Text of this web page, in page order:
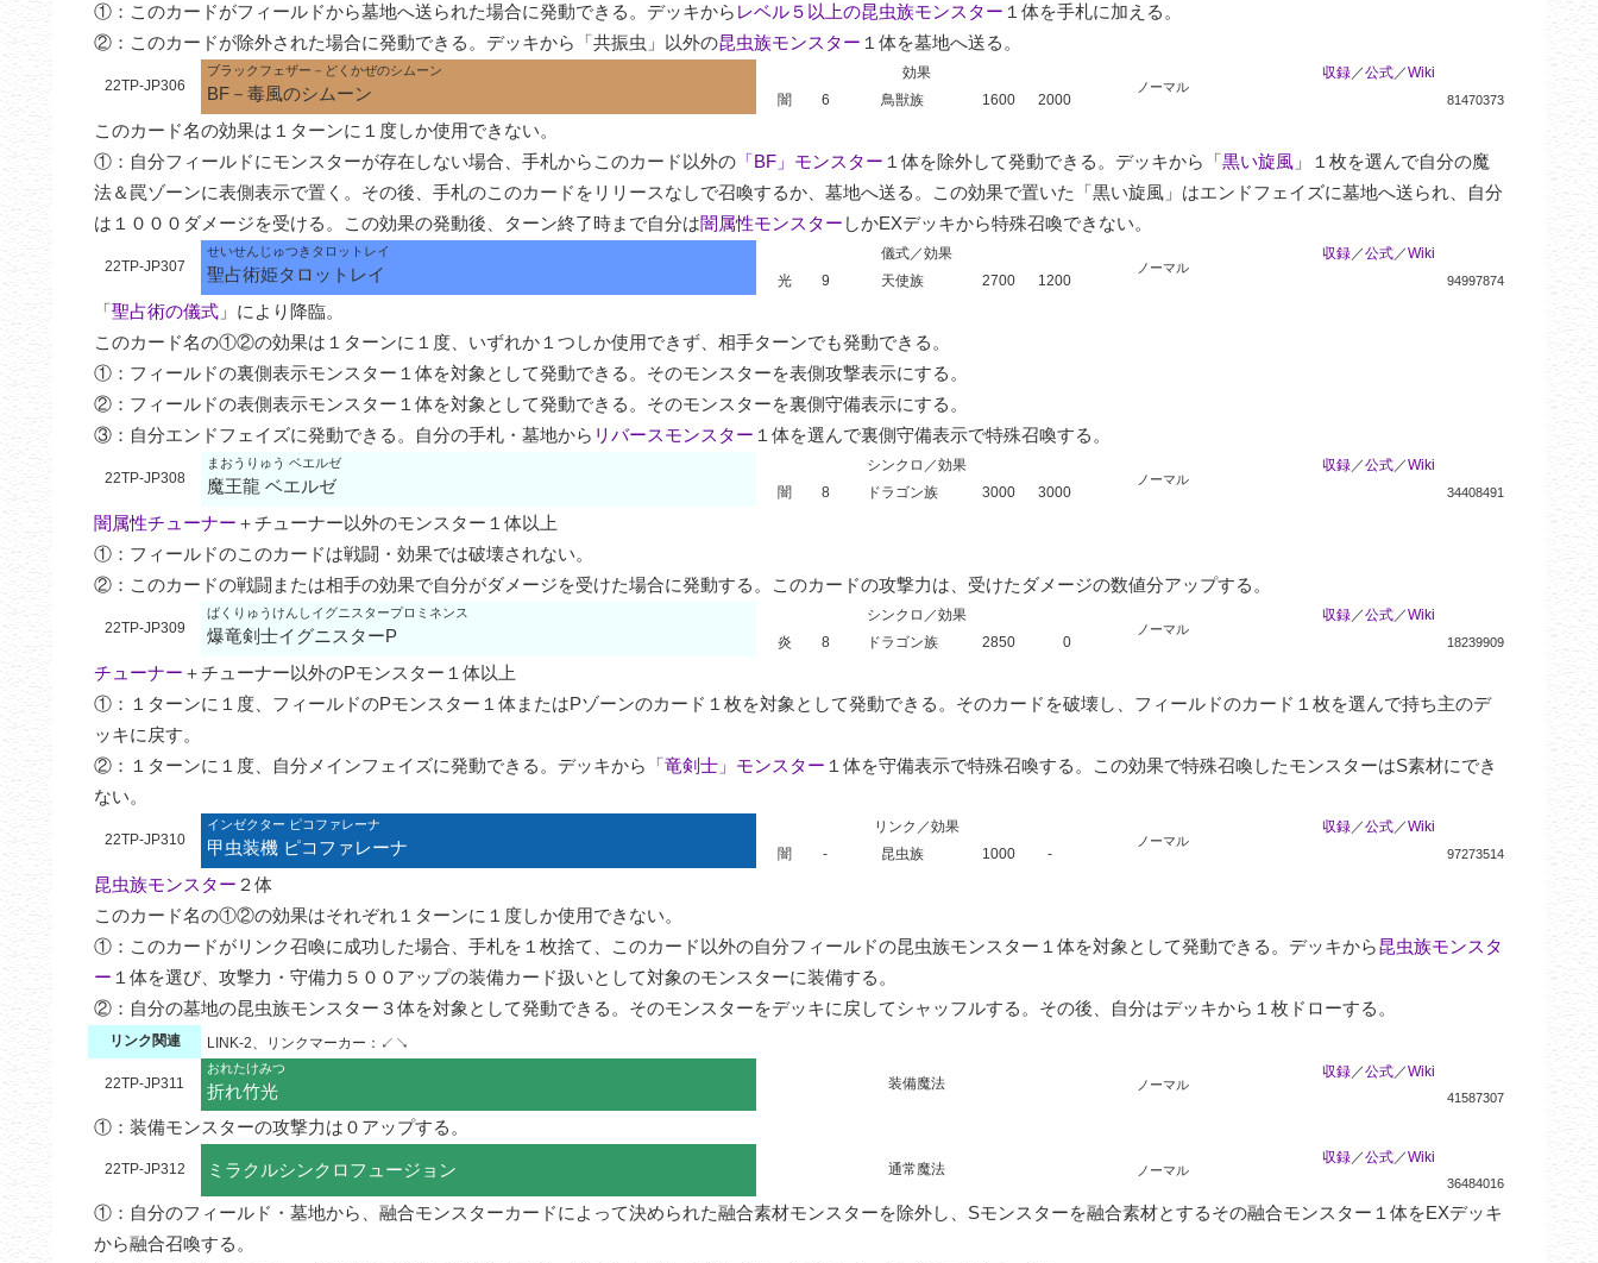
①：このカードがフィールドから墓地へ送られた場合に発動できる。デッキから レベル５以上の昆虫族モンスター １体を手札に加える。
②：このカードが除外された場合に発動できる。デッキから「共振虫」以外の昆虫族モンスター １体を墓地へ送る。
22TP-JP306
ブラックフェザー－どくかぜのシムーン
BF－毒風のシムーン
効果
ノーマル
収録 ／公式 ／Wiki
闇
6 鳥獣族 1600 2000 81470373
このカード名の効果は１ターンに１度しか使用できない。
①：自分フィールドにモンスターが存在しない場合、手札からこのカード以外の 「BF」モンスター １体を除外して発動できる。デッキから「 黒い旋風 」１枚を選んで自分の魔
法＆罠ゾーンに表側表示で置く。その後、手札のこのカードをリリースなしで召喚するか、墓地へ送る。この効果で置いた「黒い旋風」はエンドフェイズに墓地へ送られ、自分
は１０００ダメージを受ける。この効果の発動後、ターン終了時まで自分は闇属性モンスター しかEXデッキから特殊召喚できない。
22TP-JP307
せいせんじゅつきタロットレイ
聖占術姫タロットレイ
儀式／効果
ノーマル
収録 ／公式 ／Wiki
光
9 天使族 2700 1200 94997874
「 聖占術の儀式 」により降臨。
このカード名の①②の効果は１ターンに１度、いずれか１つしか使用できず、相手ターンでも発動できる。
①：フィールドの裏側表示モンスター１体を対象として発動できる。そのモンスターを表側攻撃表示にする。
②：フィールドの表側表示モンスター１体を対象として発動できる。そのモンスターを裏側守備表示にする。
③：自分エンドフェイズに発動できる。自分の手札・墓地から リバースモンスター １体を選んで裏側守備表示で特殊召喚する。
22TP-JP308
まおうりゅう ベエルゼ
魔王龍 ベエルゼ
シンクロ／効果
ノーマル
収録 ／公式 ／Wiki
闇
8 ドラゴン族 3000 3000 34408491
闇属性チューナー ＋チューナー以外のモンスター１体以上
①：フィールドのこのカードは戦闘・効果では破壊されない。
②：このカードの戦闘または相手の効果で自分がダメージを受けた場合に発動する。このカードの攻撃力は、受けたダメージの数値分アップする。
22TP-JP309
ばくりゅうけんしイグニスタープロミネンス
爆竜剣士イグニスターP
シンクロ／効果
ノーマル
収録 ／公式 ／Wiki
炎
8 ドラゴン族 2850 0 18239909
チューナー ＋チューナー以外のPモンスター１体以上
①：１ターンに１度、フィールドのPモンスター１体またはPゾーンのカード１枚を対象として発動できる。そのカードを破壊し、フィールドのカード１枚を選んで持ち主のデ
ッキに戻す。
②：１ターンに１度、自分メインフェイズに発動できる。デッキから
「竜剣士」モンスター １体を守備表示で特殊召喚する。この効果で特殊召喚したモンスターはS素材にでき
ない。
22TP-JP310
インゼクター ピコファレーナ
甲虫装機 ピコファレーナ
リンク／効果
ノーマル
収録 ／公式 ／Wiki
闇
- 昆虫族 1000 - 97273514
昆虫族モンスター ２体
このカード名の①②の効果はそれぞれ１ターンに１度しか使用できない。
①：このカードがリンク召喚に成功した場合、手札を１枚捨て、このカード以外の自分フィールドの昆虫族モンスター１体を対象として発動できる。デッキから昆虫族モンスタ
ー １体を選び、攻撃力・守備力５００アップの装備カード扱いとして対象のモンスターに装備する。
②：自分の墓地の昆虫族モンスター３体を対象として発動できる。そのモンスターをデッキに戻してシャッフルする。その後、自分はデッキから１枚ドローする。
リンク関連 LINK-2、リンクマーカー：↙↘
22TP-JP311
おれたけみつ
折れ竹光 装備魔法 ノーマル
収録 ／公式 ／Wiki
41587307
①：装備モンスターの攻撃力は０アップする。
22TP-JP312 ミラクルシンクロフュージョン 通常魔法 ノーマル
収録 ／公式 ／Wiki
36484016
①：自分のフィールド・墓地から、融合モンスターカードによって決められた融合素材モンスターを除外し、Sモンスターを融合素材とするその融合モンスター１体をEXデッキ
から融合召喚する。